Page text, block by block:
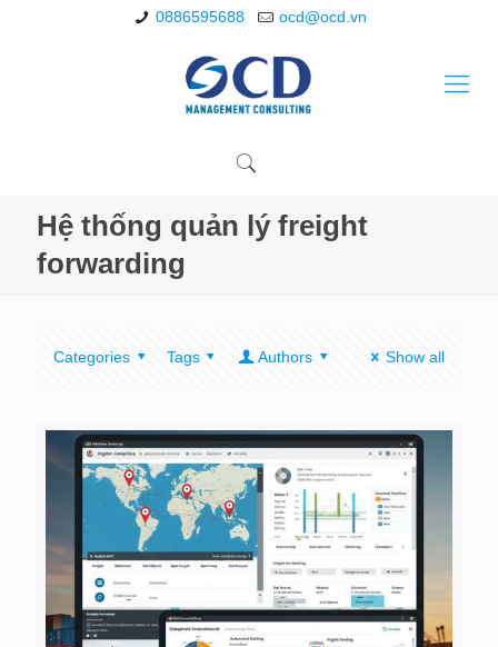
0886595688 ocd@ocd.vn
Hệ thống quản lý freight
forwarding
Categories Tags Authors Show all